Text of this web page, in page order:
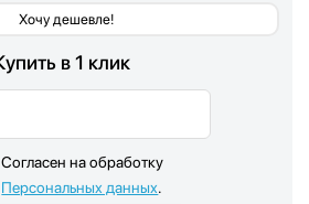
Хочу дешевле!
в 1 клик
Согласен на обработку
Персональных данных.